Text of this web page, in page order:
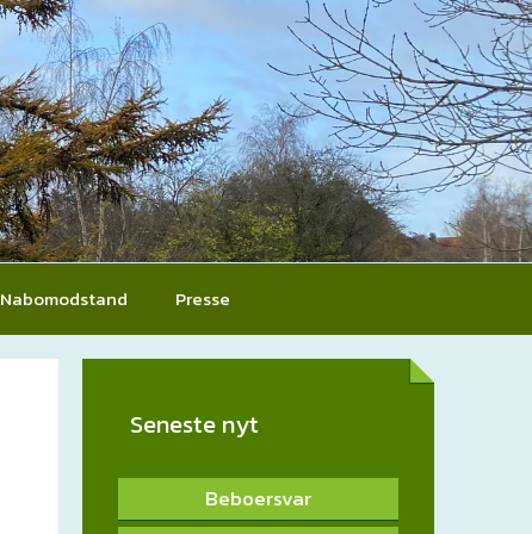
Nabomodstand Presse
Seneste nyt
Beboersvar